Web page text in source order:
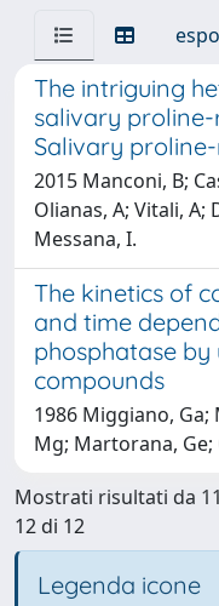
The intriguing
salivary proline-
Salivary
2015 Manconi, B;
Olianas, A; Vitali, A;
Messana, I.
The kinetics of
and time
phosphatase
compounds
1986 Miggiano,
Mg; Martorana, Ge;
Mostrati risultati da
12 di 12
Legenda icone